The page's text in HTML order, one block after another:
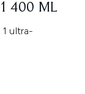
400 ML
ultra-